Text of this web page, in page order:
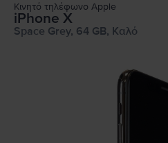
Κινητό τηλέφωνο Apple
iPhone X
Space Grey, 64 GB, Καλό